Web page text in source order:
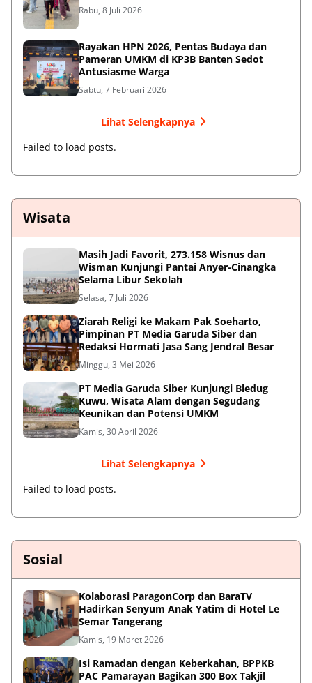
Rabu, 8 Juli 2026
Rayakan HPN 2026, Pentas Budaya dan
Pameran UMKM di KP3B Banten Sedot
Antusiasme Warga
Sabtu, 7 Februari 2026
Lihat Selengkapnya
Failed to load posts.
Wisata
Masih Jadi Favorit, 273.158 Wisnus dan
Wisman Kunjungi Pantai Anyer-Cinangka
Selama Libur Sekolah
Selasa, 7 Juli 2026
Ziarah Religi ke Makam Pak Soeharto,
Pimpinan PT Media Garuda Siber dan
Redaksi Hormati Jasa Sang Jendral Besar
Minggu, 3 Mei 2026
PT Media Garuda Siber Kunjungi Bledug
Kuwu, Wisata Alam dengan Segudang
Keunikan dan Potensi UMKM
Kamis, 30 April 2026
Lihat Selengkapnya
Failed to load posts.
Sosial
Kolaborasi ParagonCorp dan BaraTV
Hadirkan Senyum Anak Yatim di Hotel Le
Semar Tangerang
Kamis, 19 Maret 2026
Isi Ramadan dengan Keberkahan, BPPKB
PAC Pamarayan Bagikan 300 Box Takjil